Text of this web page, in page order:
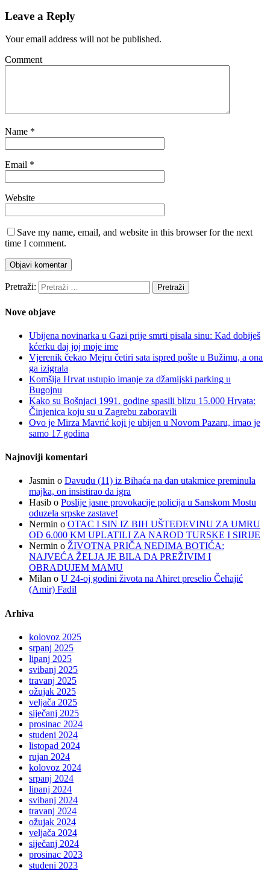
Leave a Reply
Your email address will not be published.
Comment
Name *
Email *
Website
Save my name, email, and website in this browser for the next
time I comment.
Pretraži:
Nove objave
Ubijena novinarka u Gazi prije smrti pisala sinu: Kad dobiješ
kćerku daj joj moje ime
Vjerenik čekao Mejru četiri sata ispred pošte u Bužimu, a ona
ga izigrala
Komšija Hrvat ustupio imanje za džamijski parking u
Bugojnu
Kako su Bošnjaci 1991. godine spasili blizu 15.000 Hrvata:
Činjenica koju su u Zagrebu zaboravili
Ovo je Mirza Mavrić koji je ubijen u Novom Pazaru, imao je
samo 17 godina
Najnoviji komentari
Jasmin o Davudu (11) iz Bihaća na dan utakmice preminula
majka, on insistirao da igra
Hasib o Poslije jasne provokacije policija u Sanskom Mostu
oduzela srpske zastave!
Nermin o OTAC I SIN IZ BIH UŠTEĐEVINU ZA UMRU
OD 6.000 KM UPLATILI ZA NAROD TURSKE I SIRIJE
Nermin o ŽIVOTNA PRIČA NEDIMA BOTIĆA:
NAJVEĆA ŽELJA JE BILA DA PREŽIVIM I
OBRADUJEM MAMU
Milan o U 24-oj godini života na Ahiret preselio Čehajić
(Amir) Fadil
Arhiva
kolovoz 2025
srpanj 2025
lipanj 2025
svibanj 2025
travanj 2025
ožujak 2025
veljača 2025
siječanj 2025
prosinac 2024
studeni 2024
listopad 2024
rujan 2024
kolovoz 2024
srpanj 2024
lipanj 2024
svibanj 2024
travanj 2024
ožujak 2024
veljača 2024
siječanj 2024
prosinac 2023
studeni 2023